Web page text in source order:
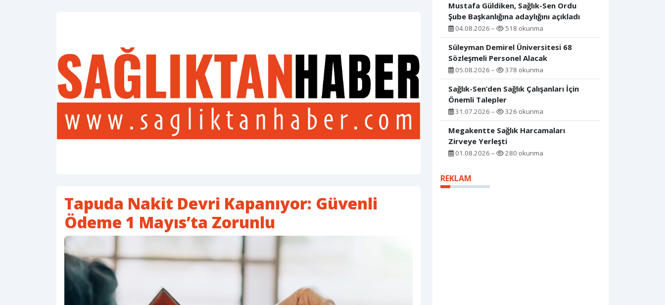
Tapuda Nakit Devri Kapanıyor: Güvenli
Ödeme 1 Mayıs’ta Zorunlu
Mustafa Güldiken, Sağlık-Sen Ordu
Şube Başkanlığına adaylığını açıkladı
04.08.2026 – 518 okunma
Süleyman Demirel Üniversitesi 68
Sözleşmeli Personel Alacak
05.08.2026 – 378 okunma
Sağlık-Sen’den Sağlık Çalışanları İçin
Önemli Talepler
31.07.2026 – 326 okunma
Megakentte Sağlık Harcamaları
Zirveye Yerleşti
01.08.2026 – 280 okunma
REKLAM